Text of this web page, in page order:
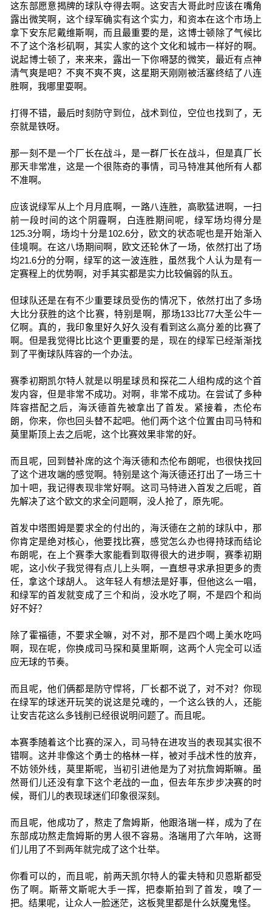
这东部愿意揭牌的球队夺得去啊。这安吉大哥此时应该在嘴角
露出微笑啊，这个绿军确实有这个实力，和资本在这个市场上
拿下安东尼戴维斯啊，而且最重要的是，这博士顿除了气候比
不了这个洛杉矶啊，其实人家的这个文化和城市一样好的啊。
说起博士顿了，来来来，露出一下你嘚瑟的微笑，最近有点神
清气爽是吧？不爽不爽不爽，这星期天刚刚被活塞终结了八连
胜啊，我哪里耍啊。
打得不错，最后时刻防守到位，战术到位，空位也找到了，无
奈就是铁呀。
那一刻不是一个厂长在战斗，是一群厂长在战斗，但是真厂长
那天非常准，这是一个很陈奇的事情，司马特准其他所有人都
不准啊。
应该说绿军从上个月月底啊，一路八连胜，高歌猛进啊，一扫
前一段时间的这个阴霾啊，白连胜期间呢，绿军场均得分是
125.3分啊，场均十分是102.6分，欧文的状态呢也是开始渐入
佳境啊。在这八场期间啊，欧文还轮休了一场，依然打出了场
均21.6分的分啊，绿军的这一波连胜，虽然我个人认为是有一
定赛程上的优势啊，对手其实都是实力比较偏弱的队五。
但球队还是在有不少重要球员受伤的情况下，依然打出了多场
大比分获胜的这个比赛，特别是啊，那场133比77大圣公牛一
亿啊。真的，我印象里好久好久没有看到这么高分差的比赛了
啊。但是我觉得比比这个更重要的是，现在的绿军已经渐渐找
到了平衡球队阵容的一个办法。
赛季初期凯尔特人就是以明星球员和探花二人组构成的这个首
发内容，但是非常不成功。对啊，非常不成功。在尝试了多种
阵容搭配之后，海沃德首先被拿出了首发。紧接着，杰伦布
朗，你来，你也回头替不起吧。他们两个这个位置由司马特和
莫里斯顶上去之后呢，这个比赛效果非常的好。
而且呢，回到替补席的这个海沃德和杰伦布朗呢，也很快找回
了这个进攻端的感觉啊。特别是这个海沃德还打出了一场三十
加十吧，我记得表现非常好啊。这司马特进入首发之后呢，首
先解决了这个欧文的求全问题啊，没人抢了，原先呢。
首发中塔图姆是要求全的付出的，海沃德在之前的球队中，那
你肯定是绝对核心，他要找比赛，感觉怎么办也得持球而结论
布朗呢，在上个赛季大家能看到取得很大的进步啊，赛季初期
呢，这小伙子我觉得有点儿上头啊，一直想寻求承担更多的责
任，拿这个球胡人。 这年轻人有想法是好事，但他这么一唱，
和绿军的首发就变成了三个和尚，没水吃了啊，不是四个和尚
好不好？
除了霍福德，不要求全嘛，对不对，那不是四个喝上美水吃吗
啊，现在呢，你换成司马探和莫里斯啊，这两个人完全可以适
应无球的节奏。
而且呢，他们俩都是防守悍将，厂长都不说了，对不对？你现
在绿军的球迷开玩笑的说这是兑魂的，一个这么铁的人，还能
让安吉花这么多钱削已经很说明问题了。而且呢。
本赛季随着这个比赛的深入，司马特在进攻当的表现其实很不
错啊。这并非像这个勇士的格林一样，被对手战术性的放弃，
不妨领外线，莫里斯呢，当初引进他是为了对抗詹姆斯嘛。虽
然哥们儿还没有拿下这个老战的一血，但去年东步步决赛的时
候，哥们儿的表现球迷们印象很深刻。
而且呢，他成功了，熬走了詹姆斯，他跟洛瑞一样，成为了在
东部成功熬走詹姆斯的男人很不容易。洛瑞用了六年呐，这哥
们儿用了不到两年就完成了这个壮举。
你看可以的，而且呢，前两天凯尔特人的霍夫特和贝恩斯都受
伤了啊。斯蒂文斯呢大手一挥，把泰斯拍到了首发，嗅了一
把。结果呢，让众人一脸迷茫，这板凳里都是什么妖魔鬼怪。